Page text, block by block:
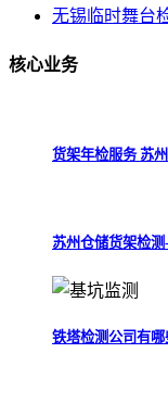
无锡临时舞台
核心业务
货架年检服务 苏
苏州仓储货架检
铁塔检测公司有